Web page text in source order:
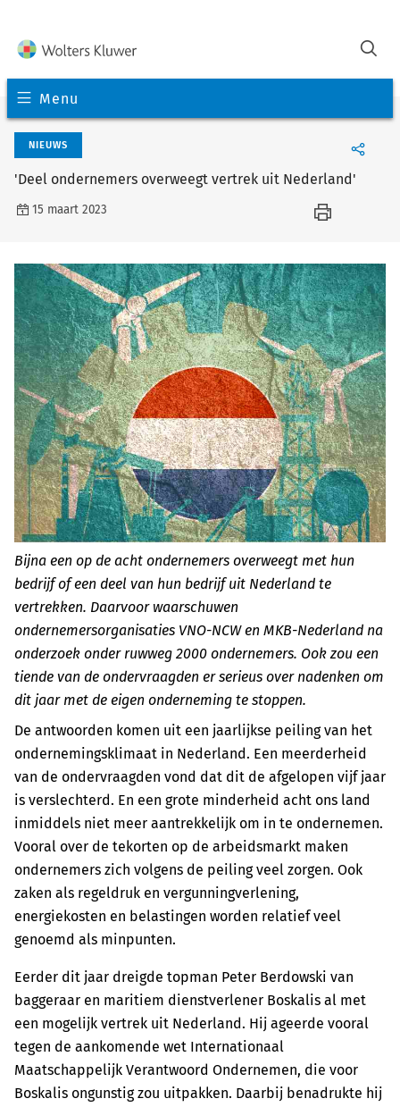
Menu
NIEUWS
'Deel ondernemers overweegt vertrek uit Nederland'
15 maart 2023
Bijna een op de acht ondernemers overweegt met hun
bedrijf of een deel van hun bedrijf uit Nederland te
vertrekken. Daarvoor waarschuwen
ondernemersorganisaties VNO-NCW en MKB-Nederland na
onderzoek onder ruwweg 2000 ondernemers. Ook zou een
tiende van de ondervraagden er serieus over nadenken om
dit jaar met de eigen onderneming te stoppen.
De antwoorden komen uit een jaarlijkse peiling van het
ondernemingsklimaat in Nederland. Een meerderheid
van de ondervraagden vond dat dit de afgelopen vijf jaar
is verslechterd. En een grote minderheid acht ons land
inmiddels niet meer aantrekkelijk om in te ondernemen.
Vooral over de tekorten op de arbeidsmarkt maken
ondernemers zich volgens de peiling veel zorgen. Ook
zaken als regeldruk en vergunningverlening,
energiekosten en belastingen worden relatief veel
genoemd als minpunten.
Eerder dit jaar dreigde topman Peter Berdowski van
baggeraar en maritiem dienstverlener Boskalis al met
een mogelijk vertrek uit Nederland. Hij ageerde vooral
tegen de aankomende wet Internationaal
Maatschappelijk Verantwoord Ondernemen, die voor
Boskalis ongunstig zou uitpakken. Daarbij benadrukte hij